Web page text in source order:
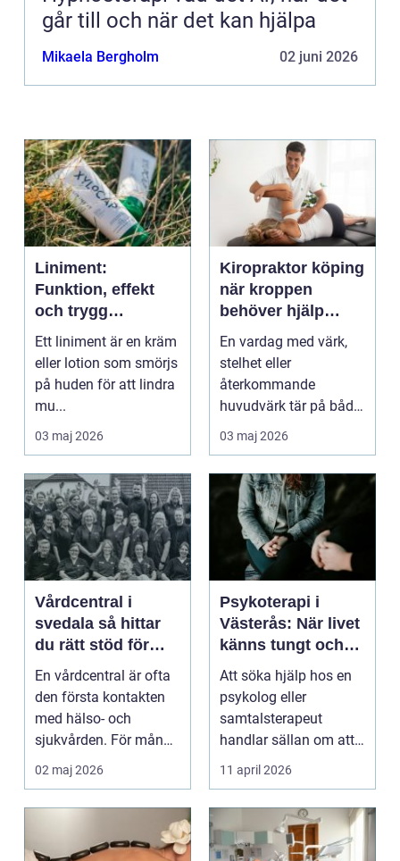
går till och när det kan hjälpa
Mikaela Bergholm 02 juni 2026
Liniment:
Funktion, effekt
och trygg
användning
Ett liniment är en kräm
eller lotion som smörjs
på huden för att lindra
mu...
03 maj 2026
Kiropraktor köping
när kroppen
behöver hjälp
tillbaka
En vardag med värk,
stelhet eller
återkommande
huvudvärk tär på både
ork och humör. Många
går länge ...
03 maj 2026
Vårdcentral i
svedala så hittar
du rätt stöd för
hela familjen
En vårdcentral är ofta
den första kontakten
med hälso- och
sjukvården. För många
i Svedala handlar v...
02 maj 2026
Psykoterapi i
Västerås: När livet
känns tungt och
du behöver prata
med någon
Att söka hjälp hos en
psykolog eller
samtalsterapeut
handlar sällan om att
vara svag....
11 april 2026